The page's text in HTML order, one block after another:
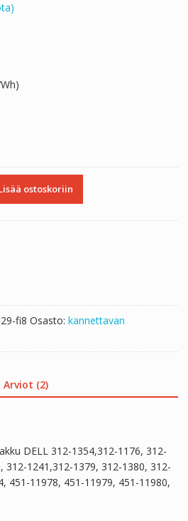
ostoskoriin
fi8 Osasto: kannettavan
Arviot (2)
DELL 312-1354,312-1176, 312-
312-1241,312-1379, 312-1380, 312-
451-11978, 451-11979, 451-11980,